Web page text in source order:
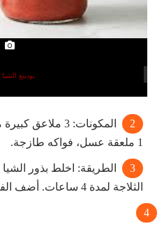
بودينغ
المكونات: 3
1 ملعقة عسل، فواكه طازجة.
الطريقة: اخلط بذور
الثلاجة لمدة 4 ساعات. أضف الفواكه عند التقديم.